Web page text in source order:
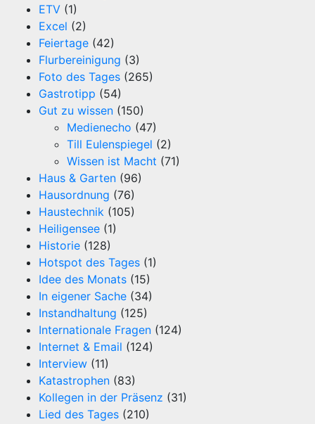
ETV (1)
Excel (2)
Feiertage (42)
Flurbereinigung (3)
Foto des Tages (265)
Gastrotipp (54)
Gut zu wissen (150)
Medienecho (47)
Till Eulenspiegel (2)
Wissen ist Macht (71)
Haus & Garten (96)
Hausordnung (76)
Haustechnik (105)
Heiligensee (1)
Historie (128)
Hotspot des Tages (1)
Idee des Monats (15)
In eigener Sache (34)
Instandhaltung (125)
Internationale Fragen (124)
Internet & Email (124)
Interview (11)
Katastrophen (83)
Kollegen in der Präsenz (31)
Lied des Tages (210)